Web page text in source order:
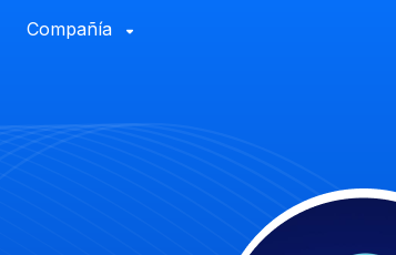
Compañía